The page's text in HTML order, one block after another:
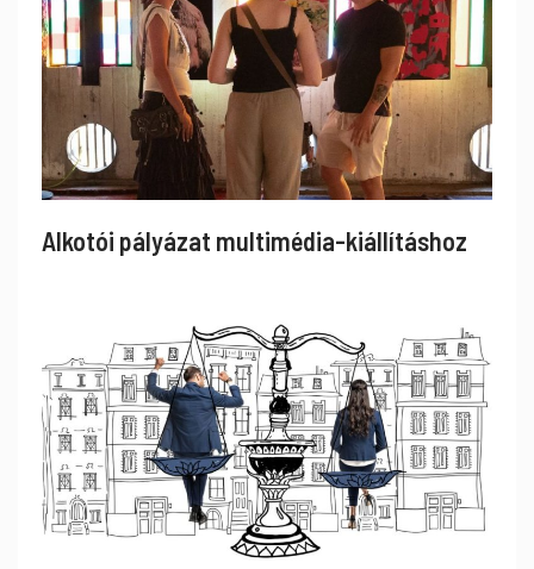
Alkotói pályázat multimédia-kiállításhoz